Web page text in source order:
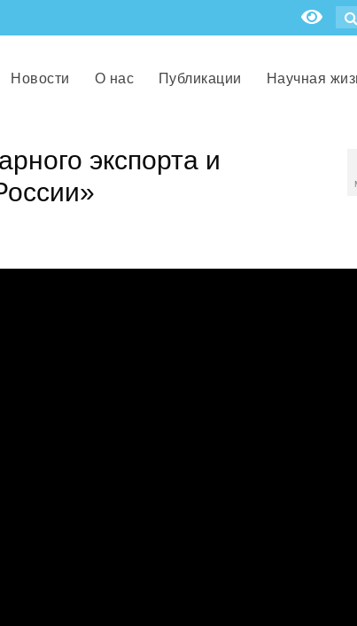
Новости О нас Публикации Научная
экспорта и